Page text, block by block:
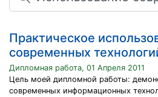
Практическое
современных
Дипломная работа, 01 Апреля 2011
Цель моей дипломной работы:
современных информационных